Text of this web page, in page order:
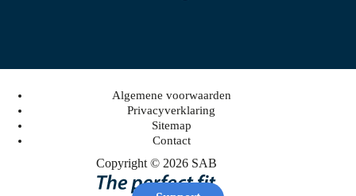
Copyright © 2026 SAB
Algemene voorwaarden
Privacyverklaring
Sitemap
Contact